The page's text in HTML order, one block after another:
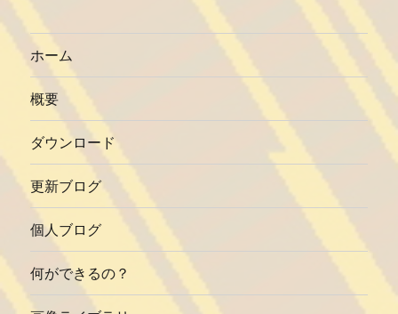
ホーム
概要
ダウンロード
更新ブログ
個人ブログ
何ができるの？